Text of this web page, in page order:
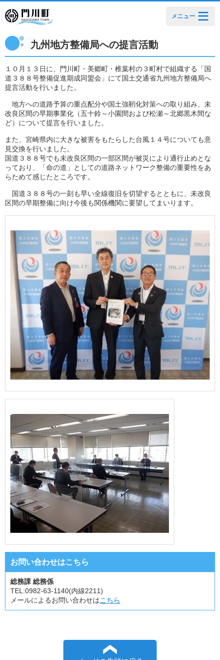
メニュー
九州地方整備局への提言活動
１０月１３日に、門川町・美郷町・椎葉村の３町村で組織する「国
道３８８号整備促進期成同盟会」にて国土交通省九州地方整備局へ
提言活動を行いました。
地方への道路予算の重点配分や国土強靭化対策への取り組み、未
改良区間の早期事業化（五十鈴～小園間および松瀬～北郷黒木間な
ど）について提言を行いました。
また、宮崎県内に大きな被害をもたらした台風１４号についても意
見交換を行いました。
国道３８８号でも未改良区間の一部区間が被災により通行止めとな
っており、「命の道」としての道路ネットワーク整備の重要性をあ
らためて感じたところです。
国道３８８号の一刻も早い全線復旧を切望するとともに、未改良
区間の早期整備に向け今後も関係機関に要望してまいります。
お問い合わせはこちら
総務課 総務係
TEL:0982-63-1140(内線2211)
メールによるお問い合わせはこちら